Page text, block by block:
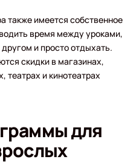
также имеется собственное
время между уроками,
и просто отдыхать.
скидки в магазинах,
театрах и кинотеатрах
для